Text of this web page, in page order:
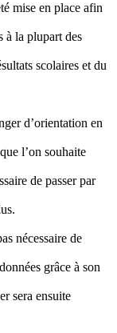
mise en place afin
à la plupart des
scolaires et du
d’orientation en
l’on souhaite
de passer par
nécessaire de
grâce à son
sera ensuite